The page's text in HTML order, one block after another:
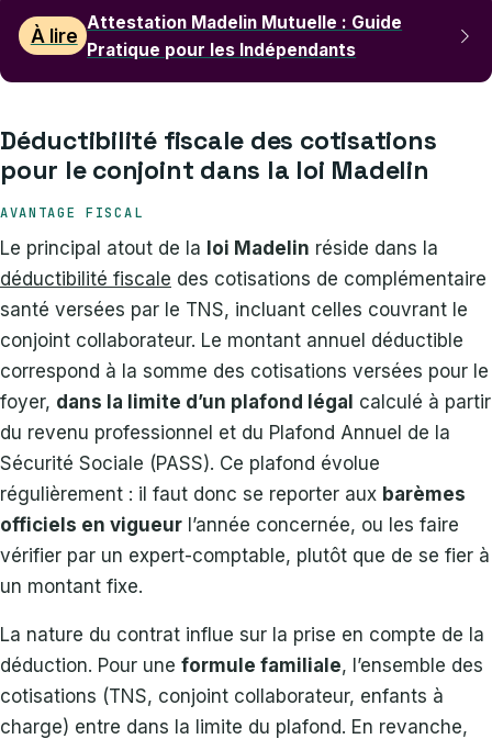
À lire
Attestation Madelin Mutuelle : Guide
Pratique pour les Indépendants
Déductibilité fiscale des cotisations
pour le conjoint dans la loi Madelin
AVANTAGE FISCAL
Le principal atout de la loi Madelin réside dans la
déductibilité fiscale des cotisations de complémentaire
santé versées par le TNS, incluant celles couvrant le
conjoint collaborateur. Le montant annuel déductible
correspond à la somme des cotisations versées pour le
foyer, dans la limite d’un plafond légal calculé à partir
du revenu professionnel et du Plafond Annuel de la
Sécurité Sociale (PASS). Ce plafond évolue
régulièrement : il faut donc se reporter aux barèmes
officiels en vigueur l’année concernée, ou les faire
vérifier par un expert-comptable, plutôt que de se fier à
un montant fixe.
La nature du contrat influe sur la prise en compte de la
déduction. Pour une formule familiale, l’ensemble des
cotisations (TNS, conjoint collaborateur, enfants à
charge) entre dans la limite du plafond. En revanche,